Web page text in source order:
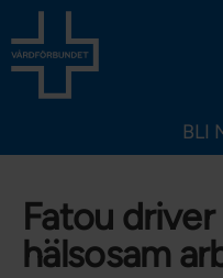
BLI
Fatou
hälsosam